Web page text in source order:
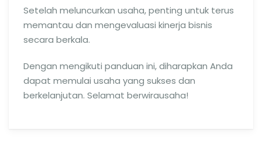
Setelah meluncurkan usaha, penting untuk terus
memantau dan mengevaluasi kinerja bisnis
secara berkala.
Dengan mengikuti panduan ini, diharapkan Anda
dapat memulai usaha yang sukses dan
berkelanjutan. Selamat berwirausaha!